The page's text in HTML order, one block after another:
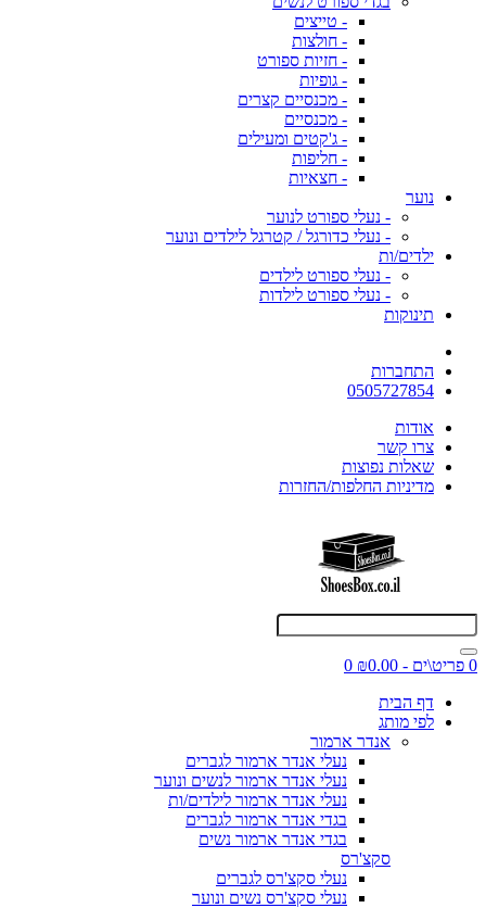
- טייצים
- חולצות
- חזיות ספורט
- גופיות
- מכנסיים קצרים
- מכנסיים
- ג'קטים ומעילים
- חליפות
- חצאיות
נוער
- נעלי ספורט לנוער
- נעלי כדורגל / קטרגל לילדים ונוער
ילדים/ות
- נעלי ספורט לילדים
- נעלי ספורט לילדות
תינוקות
התחברות
0505727854
אודות
צרו קשר
שאלות נפוצות
מדיניות החלפות/החזרות
0 פריט\ים - ₪0.00
0
דף הבית
לפי מותג
אנדר ארמור
נעלי אנדר ארמור לגברים
נעלי אנדר ארמור לנשים ונוער
נעלי אנדר ארמור לילדים/ות
בגדי אנדר ארמור לגברים
בגדי אנדר ארמור נשים
סקצ'רס
נעלי סקצ'רס לגברים
נעלי סקצ'רס נשים ונוער